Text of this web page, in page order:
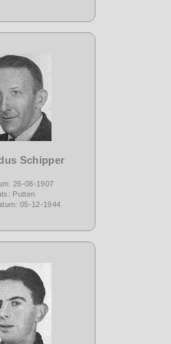
Schipper
26-08-1907
Putten
05-12-1944